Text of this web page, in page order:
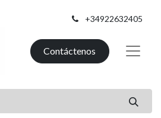
+34922632405
Contáctenos